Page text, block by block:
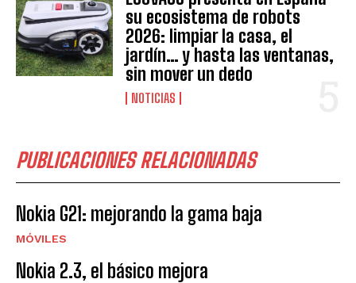
su ecosistema de robots
2026: limpiar la casa, el
jardín… y hasta las ventanas,
sin mover un dedo
NOTICIAS
PUBLICACIONES RELACIONADAS
Nokia G21: mejorando la gama baja
MÓVILES
Nokia 2.3, el básico mejora